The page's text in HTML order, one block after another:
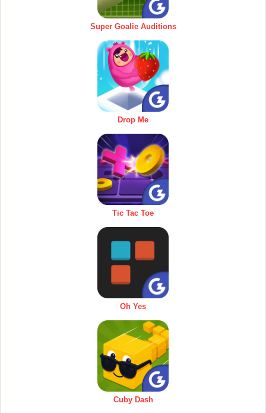
Super Goalie Auditions
Drop Me
Tic Tac Toe
Oh Yes
Cuby Dash